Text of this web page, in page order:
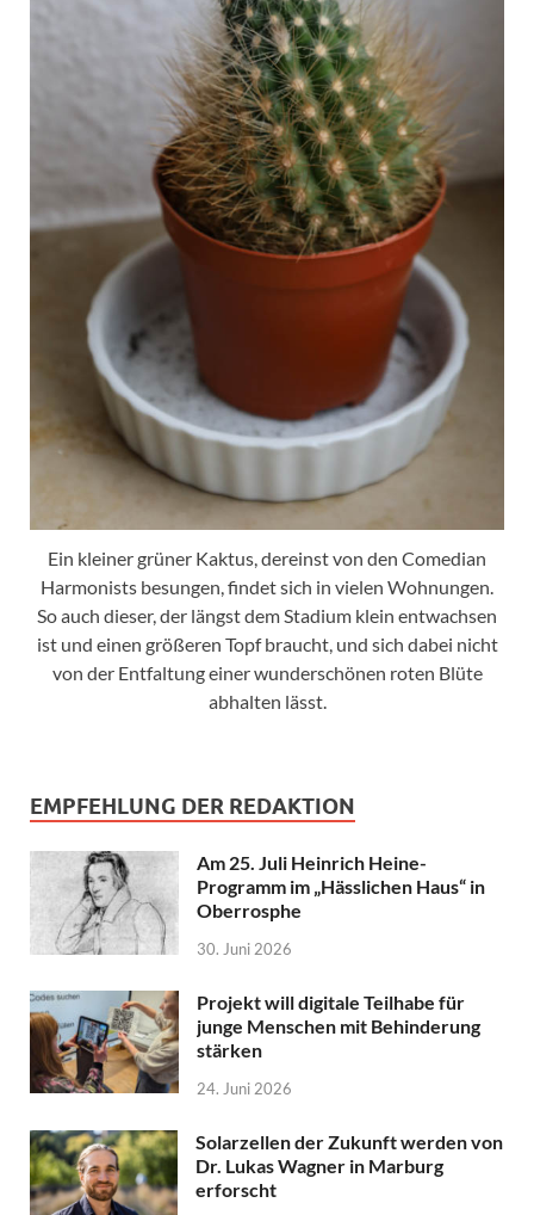
Ein kleiner grüner Kaktus, dereinst von den Comedian
Harmonists besungen, findet sich in vielen Wohnungen.
So auch dieser, der längst dem Stadium klein entwachsen
ist und einen größeren Topf braucht, und sich dabei nicht
von der Entfaltung einer wunderschönen roten Blüte
abhalten lässt.
EMPFEHLUNG DER REDAKTION
Am 25. Juli Heinrich Heine-
Programm im „Hässlichen Haus“ in
Oberrosphe
30. Juni 2026
Projekt will digitale Teilhabe für
junge Menschen mit Behinderung
stärken
24. Juni 2026
Solarzellen der Zukunft werden von
Dr. Lukas Wagner in Marburg
erforscht